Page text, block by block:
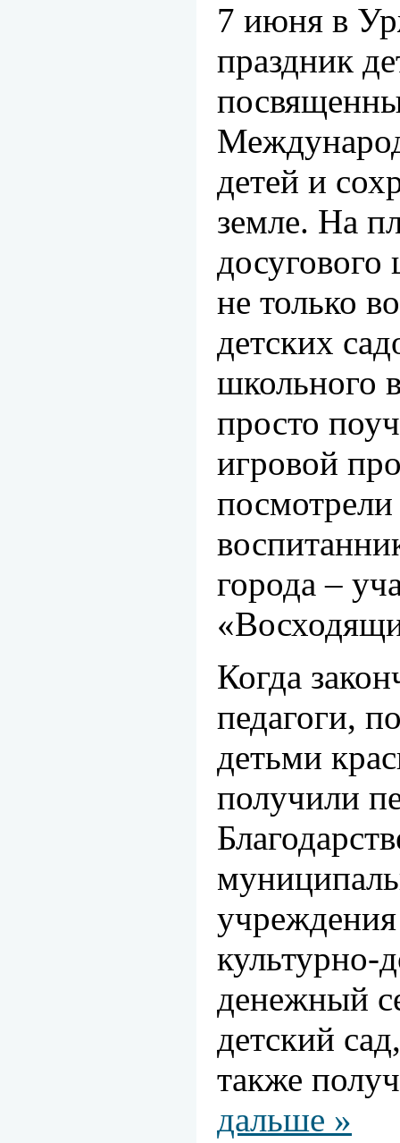
7 июня в
праздник
детей и
земле. На
досугового
не только
детских
школьного
просто
игровой
города –
Когда
педагоги,
детьми
получили
культурно-
денежный
детский
также
дальше »